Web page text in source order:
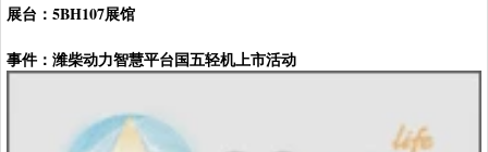
展台：5BH107展馆
事件：潍柴动力智慧平台国五轻机上市活动